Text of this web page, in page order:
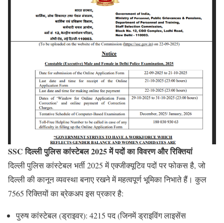
SSC दिल्ली पुलिस कांस्टेबल 2025 में पदों का विवरण और रिक्तियां
दिल्ली पुलिस कांस्टेबल भर्ती 2025 में एक्जीक्यूटिव पदों पर फोकस है, जो
दिल्ली की कानून व्यवस्था बनाए रखने में महत्वपूर्ण भूमिका निभाते हैं। कुल
7565 रिक्तियों का ब्रेकअप इस प्रकार है:
पुरुष कांस्टेबल (ड्राइवर): 4215 पद (जिनमें ड्राइविंग लाइसेंस